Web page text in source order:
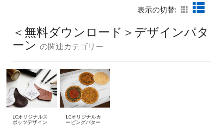
ト・
ェ
ピ
ー
表示の切替:
＜無料ダウンロード＞デザインパタ
ーン の関連カテゴリー
LCオリジナルス
ポッツデザイン
LCオリジナルカ
ービングパター